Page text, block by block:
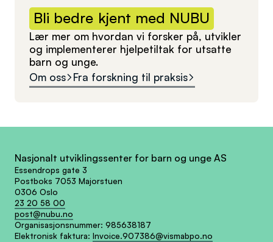
Bli bedre kjent med NUBU
Lær mer om hvordan vi forsker på, utvikler
og implementerer hjelpetiltak for utsatte
barn og unge.
Om oss
Fra forskning til praksis
Nasjonalt utviklingssenter for barn og unge AS
Essendrops gate 3
Postboks 7053 Majorstuen
0306 Oslo
23 20 58 00
post@nubu.no
Organisasjonsnummer: 985638187
Elektronisk faktura: Invoice.907386@vismabpo.no